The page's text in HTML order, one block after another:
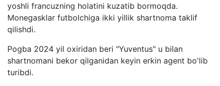
yoshli francuzning holatini kuzatib bormoqda.
Monegasklar futbolchiga ikki yillik shartnoma taklif
qilishdi.
Pogba 2024 yil oxiridan beri "Yuventus" u bilan
shartnomani bekor qilganidan keyin erkin agent bo'lib
turibdi.